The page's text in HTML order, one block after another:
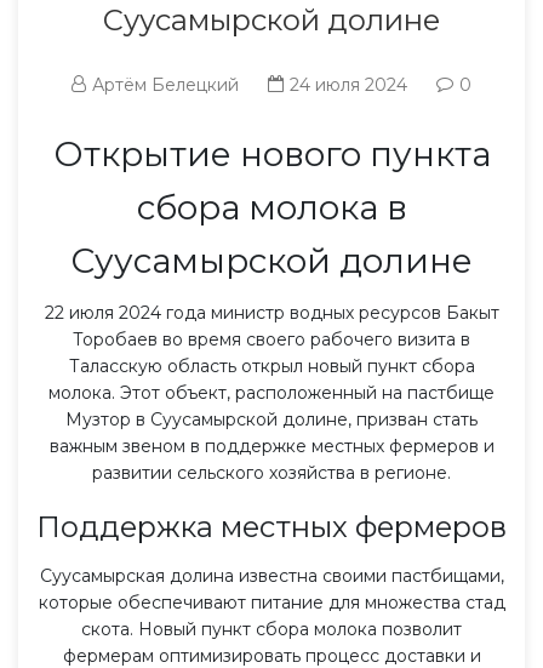
Суусамырской долине
Артём Белецкий 24 июля 2024 0
Открытие нового пункта
сбора молока в
Суусамырской долине
22 июля 2024 года министр водных ресурсов Бакыт
Торобаев во время своего рабочего визита в
Таласскую область открыл новый пункт сбора
молока. Этот объект, расположенный на пастбище
Музтор в Суусамырской долине, призван стать
важным звеном в поддержке местных фермеров и
развитии сельского хозяйства в регионе.
Поддержка местных фермеров
Суусамырская долина известна своими пастбищами,
которые обеспечивают питание для множества стад
скота. Новый пункт сбора молока позволит
фермерам оптимизировать процесс доставки и